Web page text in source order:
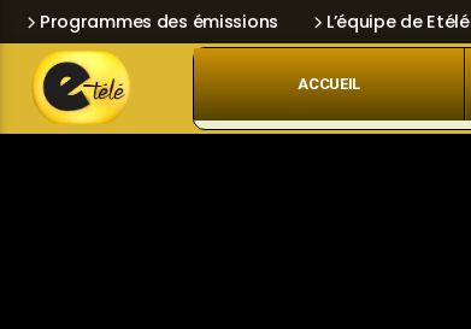
Programmes des émissions L’équipe de Etélé
ACCUEIL